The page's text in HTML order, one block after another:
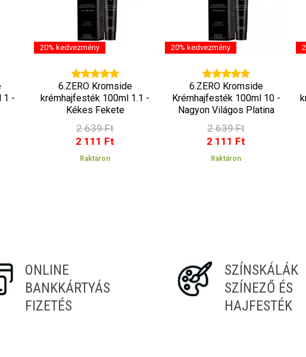
1 -
20% kedvezmény
6.ZERO Kromside
krémhajfesték 100ml 1.1 -
Kékes Fekete
2 639 Ft
2 111 Ft
Raktáron
20% kedvezmény
6.ZERO Kromside
Krémhajfesték 100ml 10 -
Nagyon Világos Platina
Szőke
2 639 Ft
2 111 Ft
Raktáron
ONLINE
BANKKÁRTYÁS
FIZETÉS
SZÍNSKÁLÁK
SZÍNEZŐ ÉS
HAJFESTÉK